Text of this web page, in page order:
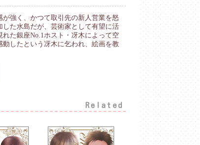
強く、かつて取引先の新人営業を怒
た水島だが、芸術家として有望に活
た銀座No.1ホスト・冴木によって空
したという冴木に乞われ、絵画を教
Related